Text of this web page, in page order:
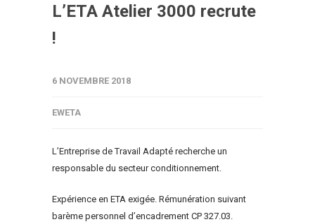
L’ETA Atelier 3000 recrute
!
6 NOVEMBRE 2018
EWETA
L’Entreprise de Travail Adapté recherche un
responsable du secteur conditionnement.
Expérience en ETA exigée. Rémunération suivant
barème personnel d’encadrement CP 327.03.